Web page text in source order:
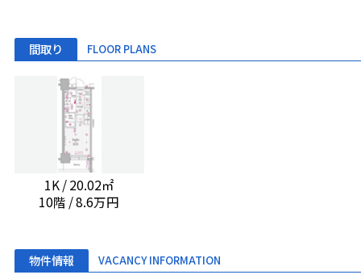
間取り FLOOR PLANS
1K / 20.02㎡
10階 / 8.6万円
物件情報 VACANCY INFORMATION